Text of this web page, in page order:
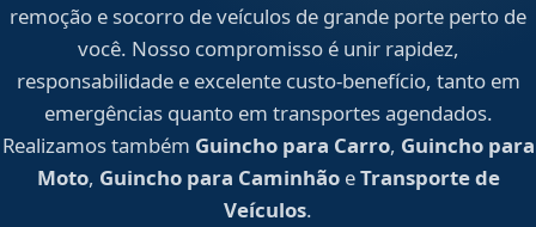
remoção e socorro de veículos de grande porte perto de
você. Nosso compromisso é unir rapidez,
responsabilidade e excelente custo-benefício, tanto em
emergências quanto em transportes agendados.
Realizamos também Guincho para Carro, Guincho para
Moto, Guincho para CaminhãoeTransporte de
Veículos.